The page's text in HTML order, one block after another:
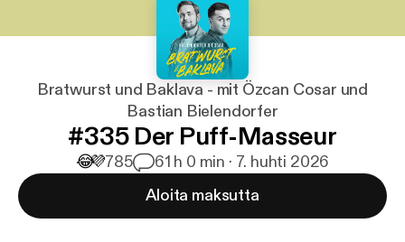
Bratwurst und Baklava - mit Özcan Cosar und
Bastian Bielendorfer
#335 Der Puff-Masseur
😂💜785 61 h 0 min · 7. huhti 2026
Aloita maksutta